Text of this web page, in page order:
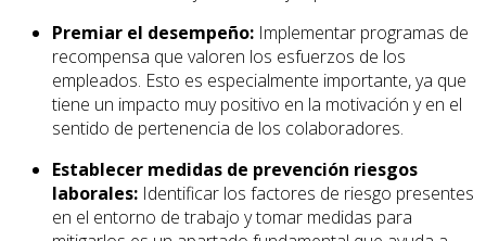
Premiar el desempeño: Implementar programas de
recompensa que valoren los esfuerzos de los
empleados. Esto es especialmente importante, ya que
tiene un impacto muy positivo en la motivación y en el
sentido de pertenencia de los colaboradores.
Establecer medidas de prevención riesgos
laborales: Identificar los factores de riesgo presentes
en el entorno de trabajo y tomar medidas para